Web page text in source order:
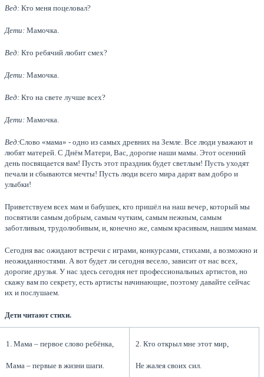
Вед: Кто меня поцеловал?
Дети: Мамочка.
Вед: Кто ребячий любит смех?
Дети: Мамочка.
Вед: Кто на свете лучше всех?
Дети: Мамочка.
Вед:Слово «мама» - одно из самых древних на Земле. Все люди уважают и
любят матерей. С Днём Матери, Вас, дорогие наши мамы. Этот осенний
день посвящается вам! Пусть этот праздник будет светлым! Пусть уходят
печали и сбываются мечты! Пусть люди всего мира дарят вам добро и
улыбки!
Приветствуем всех мам и бабушек, кто пришёл на наш вечер, который мы
посвятили самым добрым, самым чутким, самым нежным, самым
заботливым, трудолюбивым, и, конечно же, самым красивым, нашим мамам.
Сегодня вас ожидают встречи с играми, конкурсами, стихами, а возможно и
неожиданностями. А вот будет ли сегодня весело, зависит от нас всех,
дорогие друзья. У нас здесь сегодня нет профессиональных артистов, но
скажу вам по секрету, есть артисты начинающие, поэтому давайте сейчас
их и послушаем.
Дети читают стихи.
1. Мама – первое слово ребёнка,
Мама – первые в жизни шаги.
2. Кто открыл мне этот мир,
Не жалея своих сил.